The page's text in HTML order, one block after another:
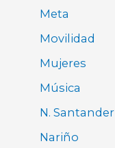
Meta
Movilidad
Mujeres
Música
N. Santander
Nariño